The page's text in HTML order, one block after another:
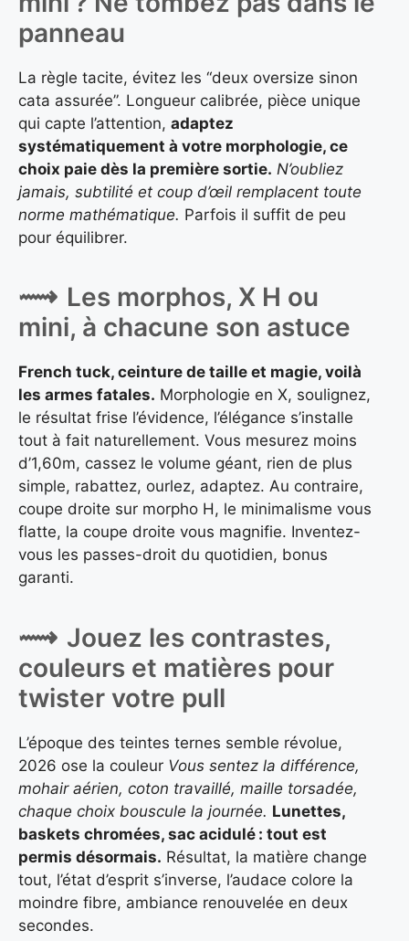
panneau
La règle tacite, évitez les “deux oversize sinon
cata assurée”. Longueur calibrée, pièce unique
qui capte l’attention, adaptez
systématiquement à votre morphologie, ce
choix paie dès la première sortie. N’oubliez
jamais, subtilité et coup d’œil remplacent toute
norme mathématique. Parfois il suffit de peu
pour équilibrer.
Les morphos, X H ou
mini, à chacune son astuce
French tuck, ceinture de taille et magie, voilà
les armes fatales. Morphologie en X, soulignez,
le résultat frise l’évidence, l’élégance s’installe
tout à fait naturellement. Vous mesurez moins
d’1,60m, cassez le volume géant, rien de plus
simple, rabattez, ourlez, adaptez. Au contraire,
coupe droite sur morpho H, le minimalisme vous
flatte, la coupe droite vous magnifie. Inventez-
vous les passes-droit du quotidien, bonus
garanti.
Jouez les contrastes,
couleurs et matières pour
twister votre pull
L’époque des teintes ternes semble révolue,
2026 ose la couleur Vous sentez la différence,
mohair aérien, coton travaillé, maille torsadée,
chaque choix bouscule la journée. Lunettes,
baskets chromées, sac acidulé : tout est
permis désormais. Résultat, la matière change
tout, l’état d’esprit s’inverse, l’audace colore la
moindre fibre, ambiance renouvelée en deux
secondes.